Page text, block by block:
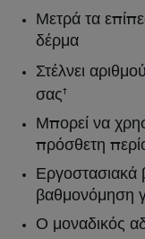
Μετρά τα
δέρμα
Στέλνει
σας†
Μπορεί να
πρόσθετη
Εργοστασιακά
βαθμονόμηση
Ο μοναδικός